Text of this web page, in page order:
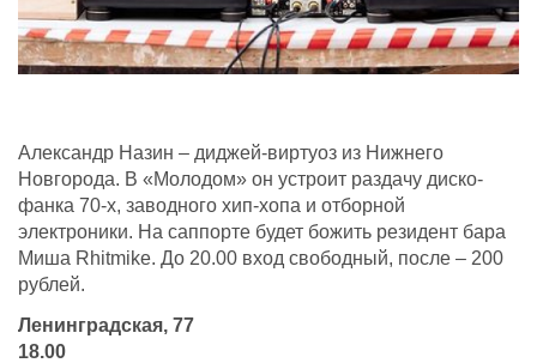
Александр Назин – диджей-виртуоз из Нижнего
Новгорода. В «Молодом» он устроит раздачу диско-
фанка 70-х, заводного хип-хопа и отборной
электроники. На саппорте будет божить резидент бара
Миша Rhitmike. До 20.00 вход свободный, после – 200
рублей.
Ленинградская, 77
18.00